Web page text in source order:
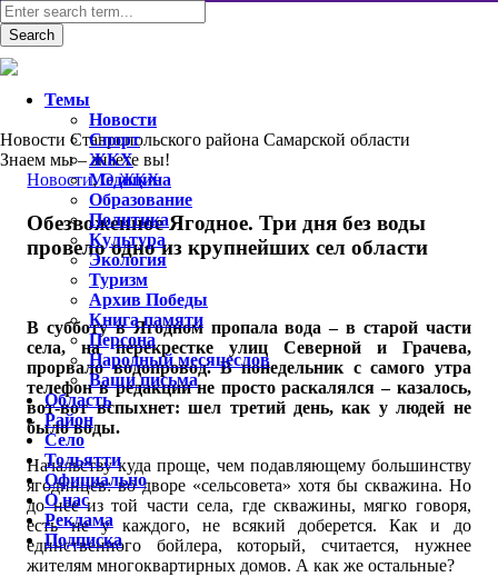
Новости Ставропольского района Самарской области
Знаем мы – знаете вы!
Новости,О ЖКХ
Обезвоженное Ягодное. Три дня без воды
провело одно из крупнейших сел области
В субботу в Ягодном пропала вода – в старой части
села, на перекрестке улиц Северной и Грачева,
прорвало водопровод. В понедельник с самого утра
телефон в редакции не просто раскалялся – казалось,
вот-вот вспыхнет: шел третий день, как у людей не
было воды.
Начальству куда проще, чем подавляющему большинству
ягодинцев: во дворе «сельсовета» хотя бы скважина. Но
до нее из той части села, где скважины, мягко говоря,
есть не у каждого, не всякий доберется. Как и до
единственного бойлера, который, считается, нужнее
жителям многоквартирных домов. А как же остальные?
Темы
Новости
Спорт
ЖКХ
Медицина
Образование
Политика
Культура
Экология
Туризм
Архив Победы
Книга памяти
Персона
Народный месяцеслов
Ваши письма
Область
Район
Село
Тольятти
Официально
О нас
Реклама
Подписка